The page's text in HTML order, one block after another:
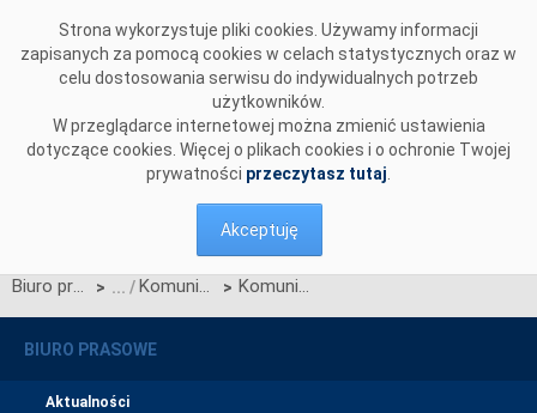
Strona wykorzystuje pliki cookies. Używamy informacji
zapisanych za pomocą cookies w celach statystycznych oraz w
celu dostosowania serwisu do indywidualnych potrzeb
użytkowników.
W przeglądarce internetowej można zmienić ustawienia
dotyczące cookies. Więcej o plikach cookies i o ochronie Twojej
prywatności przeczytasz tutaj
Akceptuję
Biuro prasowe > Komunikaty OSP > Komunikat OSP z dnia 22 października 2025 r. w sprawie wystąpienia do Prezesa URE o zatwierdzenie dokumentu „Zakres wymienianych danych dla potrzeb planowania pracy i prowadzenia ruchu KSE (metoda z art. 40 ust. 5 SO GL dot. zakresu wymienianych danych)"
BIURO PRASOWE
Aktualności